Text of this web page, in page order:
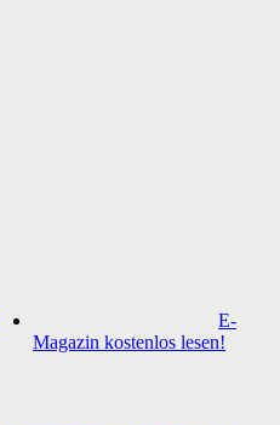
E-
Magazin kostenlos lesen!